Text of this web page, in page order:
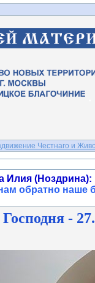
Честнаго и
Илия (Ноздрина):
обратно наше
-